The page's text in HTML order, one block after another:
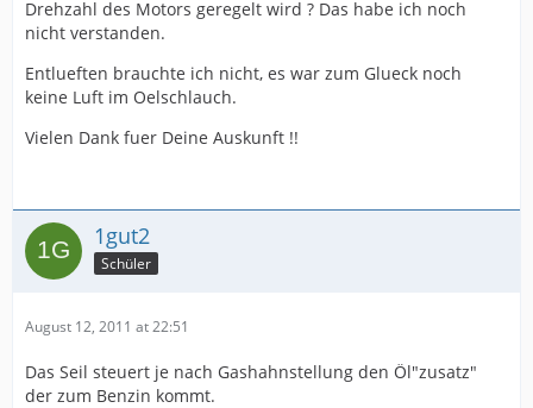
Drehzahl des Motors geregelt wird ? Das habe ich noch
nicht verstanden.
Entlueften brauchte ich nicht, es war zum Glueck noch
keine Luft im Oelschlauch.
Vielen Dank fuer Deine Auskunft !!
1gut2
Schüler
August 12, 2011 at 22:51
Das Seil steuert je nach Gashahnstellung den Öl"zusatz"
der zum Benzin kommt.